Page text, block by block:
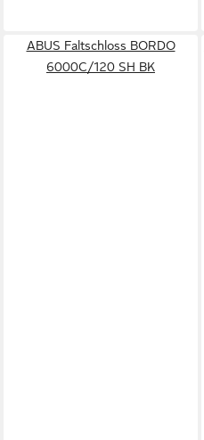
ABUS Faltschloss BORDO
6000C/120 SH BK